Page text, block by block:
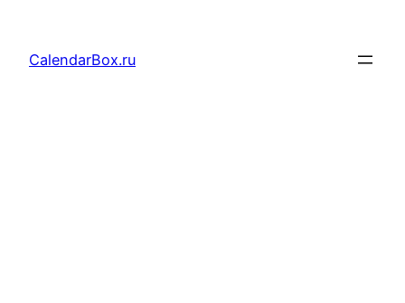
содержимому
CalendarBox.ru